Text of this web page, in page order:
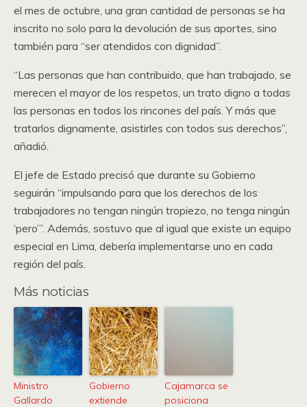
el mes de octubre, una gran cantidad de personas se ha
inscrito no solo para la devolución de sus aportes, sino
también para “ser atendidos con dignidad”.
“Las personas que han contribuido, que han trabajado, se
merecen el mayor de los respetos, un trato digno a todas
las personas en todos los rincones del país. Y más que
tratarlos dignamente, asistirles con todos sus derechos”,
añadió.
El jefe de Estado precisó que durante su Gobierno
seguirán “impulsando para que los derechos de los
trabajadores no tengan ningún tropiezo, no tenga ningún
‘pero’”. Además, sostuvo que al igual que existe un equipo
especial en Lima, debería implementarse uno en cada
región del país.
Más noticias
Ministro
Gallardo
Gobierno
extiende
Cajamarca se
posiciona